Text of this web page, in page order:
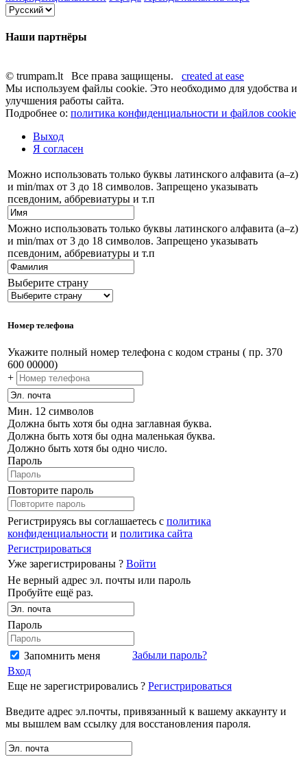
Наши партнёры
© trumpam.lt Все права защищены. created at ease
Мы используем файлы cookie. Это необходимо для удобства и
улучшения работы сайта.
Подробнее о: политика конфиденциальности и файлов cookie
Выход
Я согласен
Можно использовать только буквы латинского алфавита (a–z)
и min/max от 3 до 18 символов. Запрещено указывать
псевдоним, аббревиатуры и т.п
Можно использовать только буквы латинского алфавита (a–z)
и min/max от 3 до 18 символов. Запрещено указывать
псевдоним, аббревиатуры и т.п
Выберите страну
Номер телефона
Укажите полный номер телефона с кодом страны ( пр. 370
600 00000)
+
Мин. 12 символов
Должна быть хотя бы одна заглавная буква.
Должна быть хотя бы одна маленькая буква.
Должно быть хотя бы одно число.
Пароль
Повторите пароль
Регистрируясь вы соглашаетесь с политика
конфиденциальности и политика сайта
Регистрироваться
Уже зарегистрированы ? Войти
Не верный адрес эл. почты или пароль
Пробуйте ещё раз.
Пароль
Запомнить меня
Забыли пароль?
Вход
Еще не зарегистрировались ? Регистрироваться
Введите адрес эл.почты, привязанный к вашему аккаунту и
мы вышлем вам ссылку для восстановления пароля.